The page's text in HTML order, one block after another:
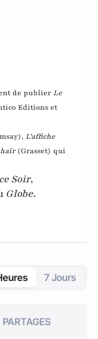
de publierLe
Editions et
L'affiche
haïr (Grasset) qui
Soir,
Globe.
7 Jours
PARTAGES